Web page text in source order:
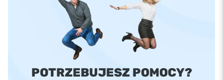
POTRZEBUJESZ POMOCY?